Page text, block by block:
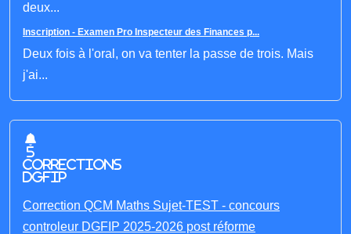
deux...
Inscription - Examen Pro Inspecteur des Finances p...
Deux fois à l'oral, on va tenter la passe de trois. Mais
j'ai...
5
corrections
DGFIP
Correction QCM Maths Sujet-TEST - concours
controleur DGFIP 2025-2026 post réforme